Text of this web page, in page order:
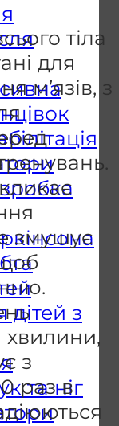
з
та ніг
тіла
для
м’язів, з
змушує
хвилини,
з
раз в